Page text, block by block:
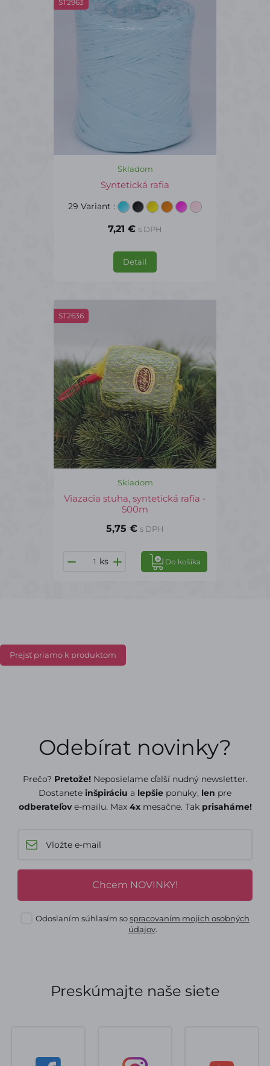
ST2963
Skladom
Syntetická rafia
29 Variant :
7,21 € s DPH
Detail
ST2636
Skladom
Viazacia stuha, syntetická rafia -
500m
5,75 € s DPH
ks Do košíka
Prejsť priamo k produktom
Odebírat novinky?
Prečo? Pretože!Neposielame ďalší nudný newsletter.
Dostanete inšpiráciu a lepšie ponuky, len pre
odberateľove-mailu. Max 4xmesačne. Tak prisaháme!
Chcem NOVINKY!
Odoslaním súhlasím sospracovaním mojich osobných
údajov.
Preskúmajte naše siete